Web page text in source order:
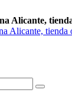
Alicante,